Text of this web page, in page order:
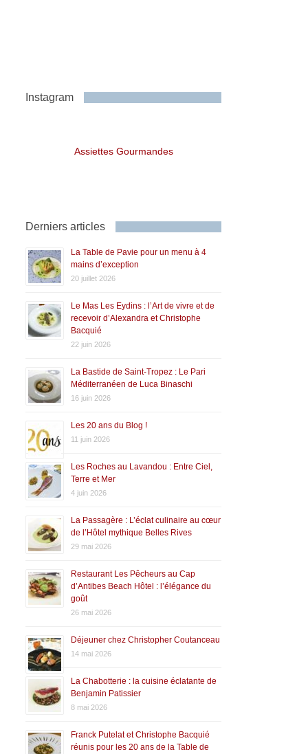
Instagram
Assiettes Gourmandes
Derniers articles
La Table de Pavie pour un menu à 4
mains d’exception
20 juillet 2026
Le Mas Les Eydins : l’Art de vivre et de
recevoir d’Alexandra et Christophe
Bacquié
22 juin 2026
La Bastide de Saint-Tropez : Le Pari
Méditerranéen de Luca Binaschi
16 juin 2026
Les 20 ans du Blog !
11 juin 2026
Les Roches au Lavandou : Entre Ciel,
Terre et Mer
4 juin 2026
La Passagère : L’éclat culinaire au cœur
de l’Hôtel mythique Belles Rives
29 mai 2026
Restaurant Les Pêcheurs au Cap
d’Antibes Beach Hôtel : l’élégance du
goût
26 mai 2026
Déjeuner chez Christopher Coutanceau
14 mai 2026
La Chabotterie : la cuisine éclatante de
Benjamin Patissier
8 mai 2026
Franck Putelat et Christophe Bacquié
réunis pour les 20 ans de la Table de